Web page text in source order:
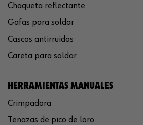
Chaqueta reflectante
Gafas para soldar
Cascos antirruidos
Careta para soldar
HERRAMIENTAS MANUALES
Crimpadora
Tenazas de pico de loro